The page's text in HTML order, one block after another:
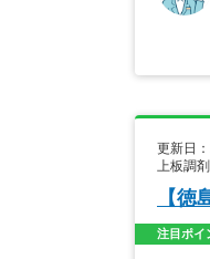
更新日
上板調
【
注目ポイ